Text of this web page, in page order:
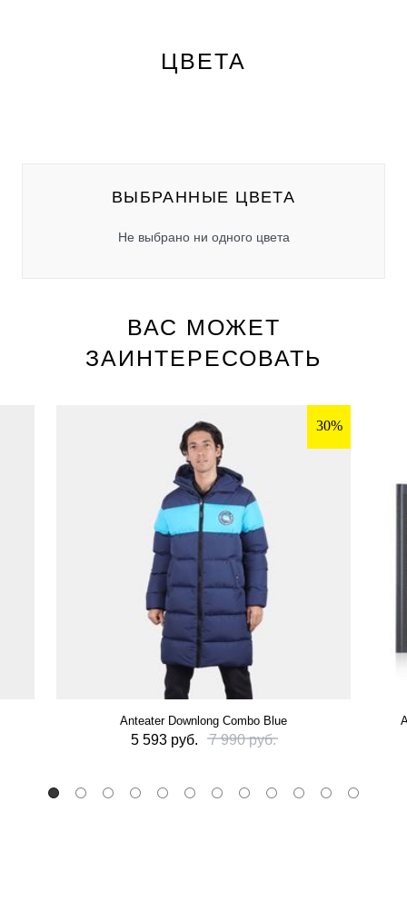
ЦВЕТА
ВЫБРАННЫЕ ЦВЕТА
Не выбрано ни одного цвета
ВАС МОЖЕТ
ЗАИНТЕРЕСОВАТЬ
30%
Anteater Downlong Combo Blue
5 593 руб. 7 990 руб.